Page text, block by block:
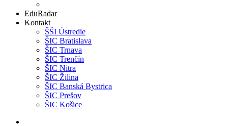
EduRadar
Kontakt
ŠŠI Ústredie
ŠIC Bratislava
ŠIC Trnava
ŠIC Trenčín
ŠIC Nitra
ŠIC Žilina
ŠIC Banská Bystrica
ŠIC Prešov
ŠIC Košice